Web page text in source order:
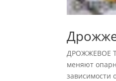
ДРОЖЖЕВОЕ
меняют
зависимости